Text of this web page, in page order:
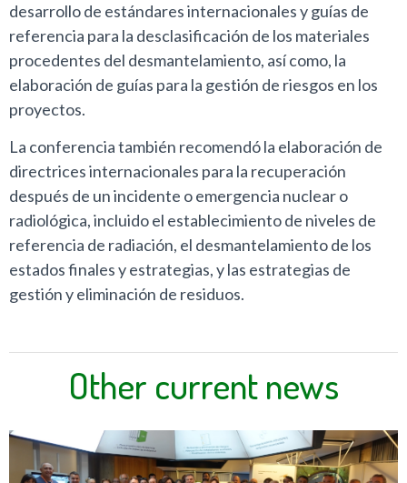
desarrollo de estándares internacionales y guías de
referencia para la desclasificación de los materiales
procedentes del desmantelamiento, así como, la
elaboración de guías para la gestión de riesgos en los
proyectos.
La conferencia también recomendó la elaboración de
directrices internacionales para la recuperación
después de un incidente o emergencia nuclear o
radiológica, incluido el establecimiento de niveles de
referencia de radiación, el desmantelamiento de los
estados finales y estrategias, y las estrategias de
gestión y eliminación de residuos.
Other current news